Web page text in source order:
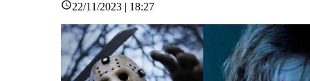
22/11/2023 | 18:27